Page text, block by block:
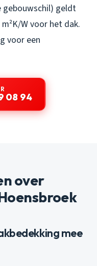
gebouwschil) geldt
W voor het dak.
voor een
08 94
over
mee